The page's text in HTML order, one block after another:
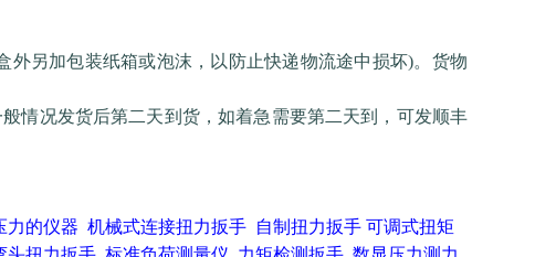
另加包装纸箱或泡沫，以防止快递物流途中损坏)。货物
情况发货后第二天到货，如着急需要第二天到，可发顺丰
力的仪器 机械式连接扭力扳手 自制扭力扳手 可调式扭矩